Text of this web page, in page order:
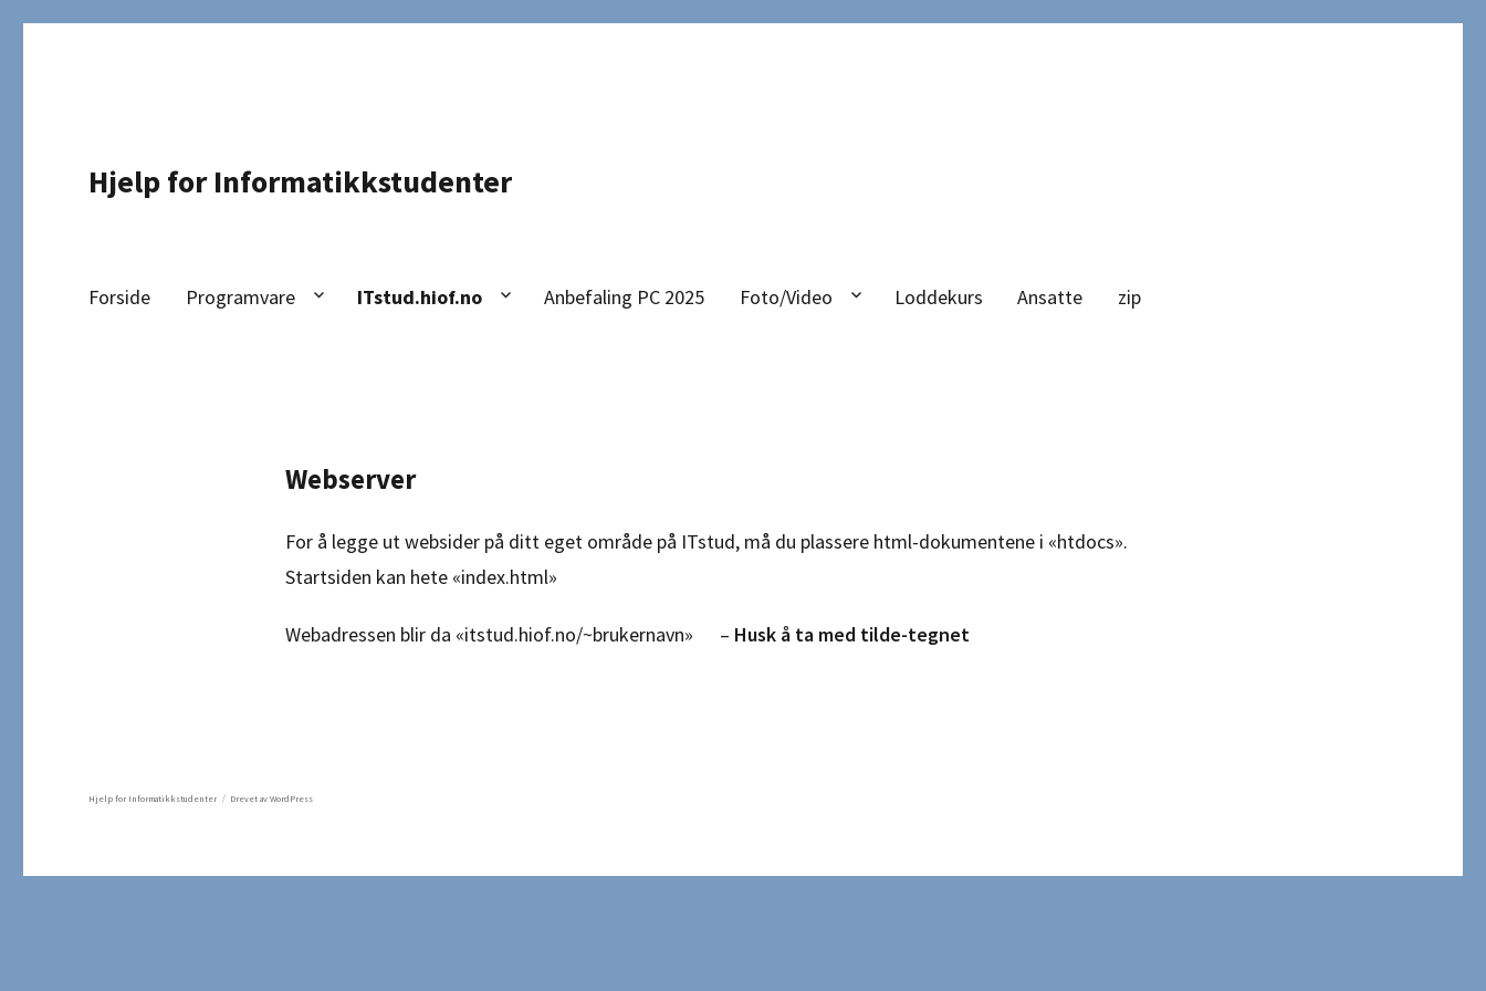
Hjelp for Informatikkstudenter
Forside Programvare ITstud.hiof.no Anbefaling PC 2025 Foto/Video Loddekurs Ansatte zip
Webserver
For å legge ut websider på ditt eget område på ITstud, må du plassere html-dokumentene i «htdocs».
Startsiden kan hete «index.html»
Webadressen blir da «itstud.hiof.no/~brukernavn» – Husk å ta med tilde-tegnet
Hjelp for Informatikkstudenter Drevet av WordPress